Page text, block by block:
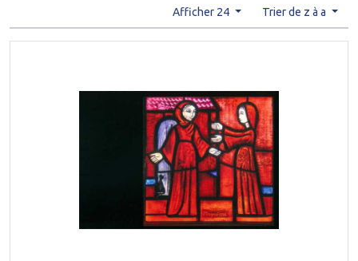
Afficher 24 Trier de z à a